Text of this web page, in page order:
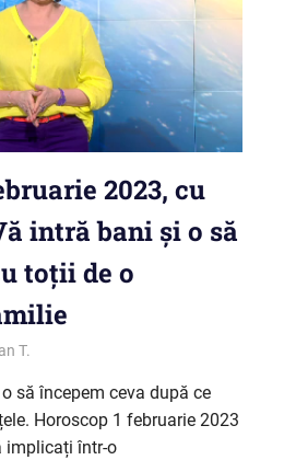
2023, cu
intră bani și o să
toții de o
T.
să începem ceva după ce
Horoscop 1 februarie 2023
implicați într-o